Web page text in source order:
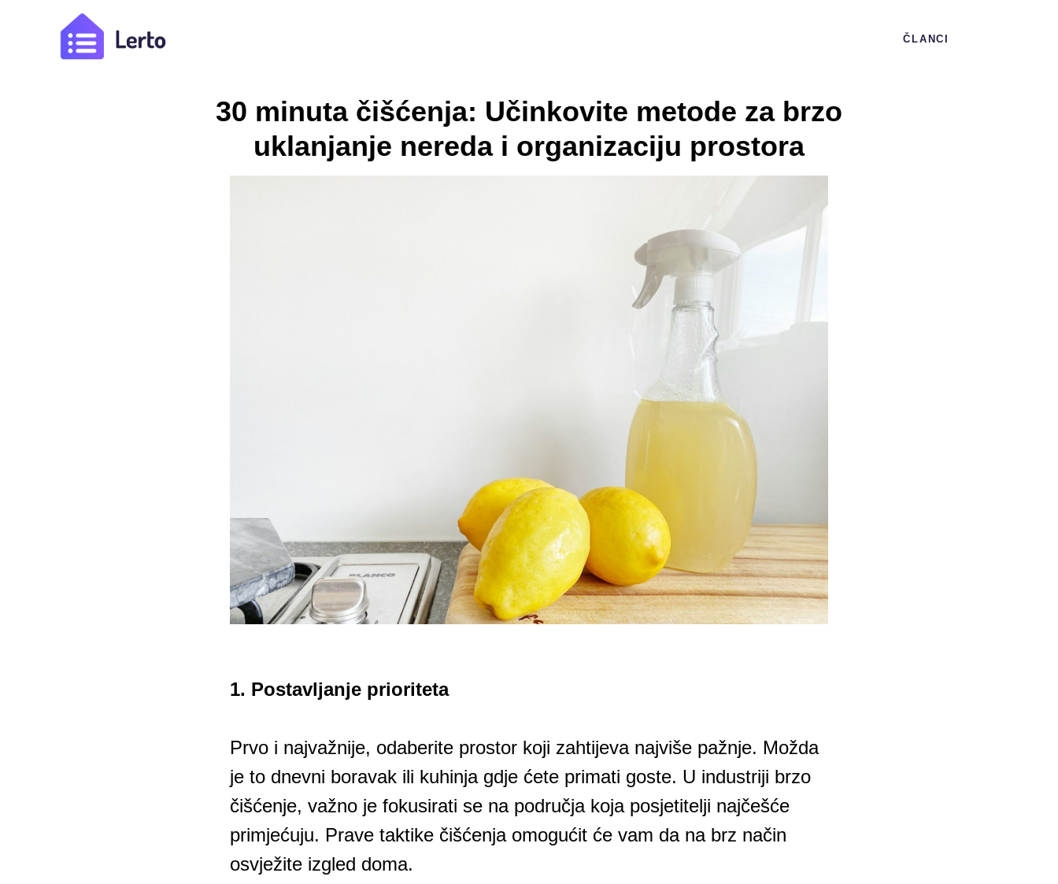
ČLANCI
30 minuta čišćenja: Učinkovite metode za brzo
uklanjanje nereda i organizaciju prostora
1. Postavljanje prioriteta
Prvo i najvažnije, odaberite prostor koji zahtijeva najviše pažnje. Možda
je to dnevni boravak ili kuhinja gdje ćete primati goste. U industriji brzo
čišćenje, važno je fokusirati se na područja koja posjetitelji najčešće
primjećuju. Prave taktike čišćenja omogućit će vam da na brz način
osvježite izgled doma.